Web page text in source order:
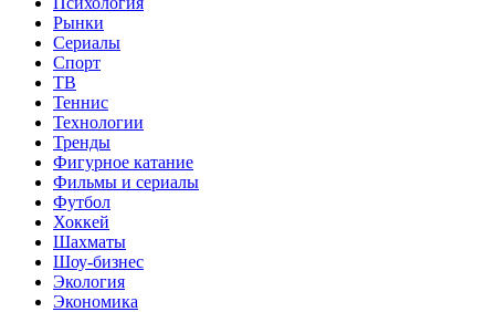
Рынки
Сериалы
Спорт
ТВ
Теннис
Технологии
Тренды
Фигурное катание
Фильмы и сериалы
Футбол
Хоккей
Шахматы
Шоу-бизнес
Экология
Экономика